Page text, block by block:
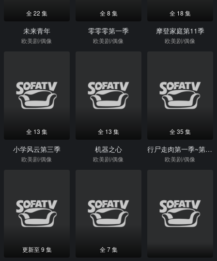
全 22 集
未来青年
欧美剧/偶像
全 8 集
零零零第一季
欧美剧/偶像
全 18 集
摩登家庭第11季
欧美剧/偶像
全 13 集
小学风云第三季
欧美剧/偶像
全 13 集
机器之心
欧美剧/偶像
全 35 集
行尸走肉第一季~第三季
欧美剧/偶像
更新至 9 集 全 7 集